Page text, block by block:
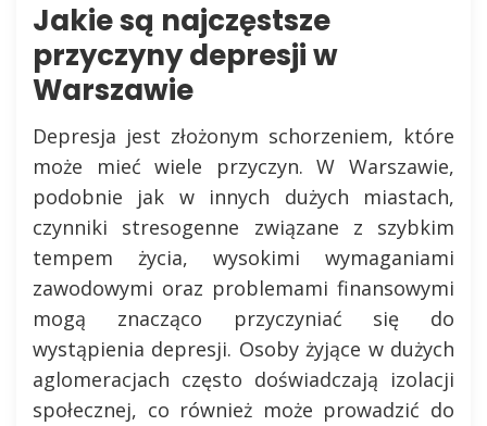
Jakie są najczęstsze
przyczyny depresji w
Warszawie
Depresja jest złożonym schorzeniem, które
może mieć wiele przyczyn. W Warszawie,
podobnie jak w innych dużych miastach,
czynniki stresogenne związane z szybkim
tempem życia, wysokimi wymaganiami
zawodowymi oraz problemami finansowymi
mogą znacząco przyczyniać się do
wystąpienia depresji. Osoby żyjące w dużych
aglomeracjach często doświadczają izolacji
społecznej, co również może prowadzić do